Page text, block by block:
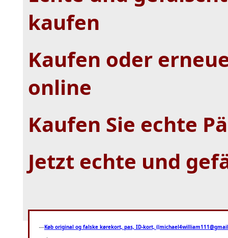
kaufen
Kaufen oder
online
Kaufen Sie echte
Jetzt echte und
Køb original og falske kørekort, pas, ID-kort,